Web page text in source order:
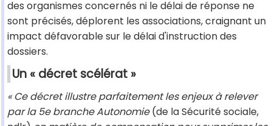
des organismes concernés ni le délai de réponse ne
sont précisés, déplorent les associations, craignant un
impact défavorable sur le délai d'instruction des
dossiers.
Un « décret scélérat »
« Ce décret illustre parfaitement les enjeux à relever
par la 5e branche Autonomie(de la Sécurité sociale,